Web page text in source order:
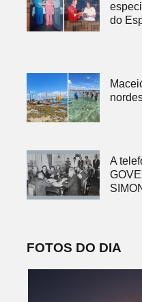
do
A
FOTOS DO DIA